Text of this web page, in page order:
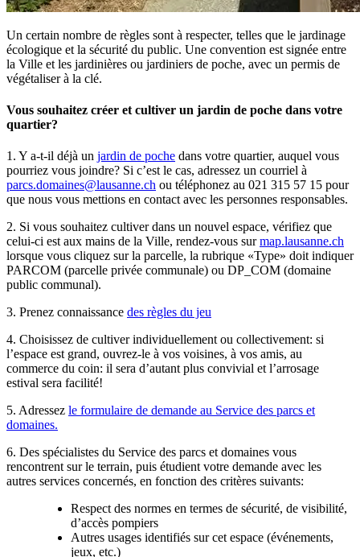
Un certain nombre de règles sont à respecter, telles que le jardinage
écologique et la sécurité du public. Une convention est signée entre
la Ville et les jardinières ou jardiniers de poche, avec un permis de
végétaliser à la clé.
Vous souhaitez créer et cultiver un jardin de poche dans votre
quartier?
1. Y a-t-il déjà un jardin de poche dans votre quartier, auquel vous
pourriez vous joindre? Si c’est le cas, adressez un courriel à
parcs.domaines@lausanne.ch ou téléphonez au 021 315 57 15 pour
que nous vous mettions en contact avec les personnes responsables.
2. Si vous souhaitez cultiver dans un nouvel espace, vérifiez que
celui-ci est aux mains de la Ville, rendez-vous surmap.lausanne.ch
lorsque vous cliquez sur la parcelle, la rubrique «Type» doit indiquer
PARCOM (parcelle privée communale) ou DP_COM (domaine
public communal).
3. Prenez connaissance des règles du jeu
4. Choisissez de cultiver individuellement ou collectivement: si
l’espace est grand, ouvrez-le à vos voisines, à vos amis, au
commerce du coin: il sera d’autant plus convivial et l’arrosage
estival sera facilité!
5. Adressez le formulaire de demande au Service des parcs et
domaines.
6. Des spécialistes du Service des parcs et domaines vous
rencontrent sur le terrain, puis étudient votre demande avec les
autres services concernés, en fonction des critères suivants:
Respect des normes en termes de sécurité, de visibilité,
d’accès pompiers
Autres usages identifiés sur cet espace (événements,
jeux, etc.)